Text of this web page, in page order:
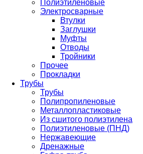
Полиэтиленовые
Электросварные
Втулки
Заглушки
Муфты
Отводы
Тройники
Прочее
Прокладки
Трубы
Трубы
Полипропиленовые
Металлопластиковые
Из сшитого полиэтилена
Полиэтиленовые (ПНД)
Нержавеющие
Дренажные